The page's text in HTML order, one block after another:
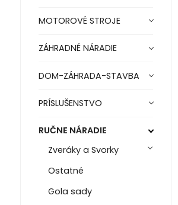
MOTOROVÉ STROJE
ZÁHRADNÉ NÁRADIE
DOM-ZÁHRADA-STAVBA
PRÍSLUŠENSTVO
RUČNE NÁRADIE
Zveráky a Svorky
Ostatné
Gola sady